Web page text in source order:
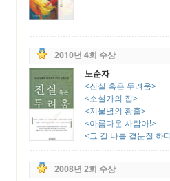
2010년 4회 수상
노순자
<진실 혹은 두려움>
<소설가의 집>
<저물녘의 황홀>
<아름다운 사람아!>
<그 길 나를 곁눈질 하
2008년 2회 수상